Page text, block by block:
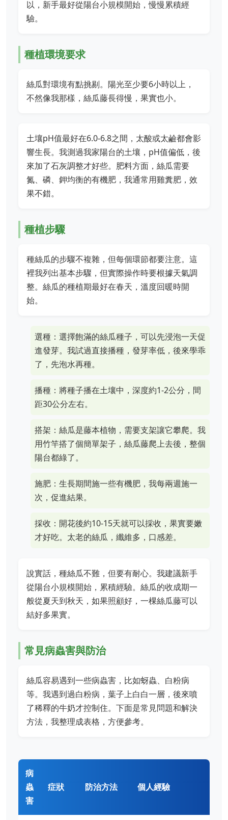
以，新手最好從陽台小規模開始，慢慢累積經
驗。
種植環境要求
絲瓜對環境有點挑剔。陽光至少要6小時以上，
不然像我那樣，絲瓜藤長得慢，果實也小。
土壤pH值最好在6.0-6.8之間，太酸或太鹼都會影
響生長。我測過我家陽台的土壤，pH值偏低，後
來加了石灰調整才好些。肥料方面，絲瓜需要
氮、磷、鉀均衡的有機肥，我通常用雞糞肥，效
果不錯。
種植步驟
種絲瓜的步驟不複雜，但每個環節都要注意。這
裡我列出基本步驟，但實際操作時要根據天氣調
整。絲瓜的種植期最好在春天，溫度回暖時開
始。
選種：選擇飽滿的絲瓜種子，可以先浸泡一天促
進發芽。我試過直接播種，發芽率低，後來學乖
了，先泡水再種。
播種：將種子播在土壤中，深度約1-2公分，間
距30公分左右。
搭架：絲瓜是藤本植物，需要支架讓它攀爬。我
用竹竿搭了個簡單架子，絲瓜藤爬上去後，整個
陽台都綠了。
施肥：生長期間施一些有機肥，我每兩週施一
次，促進結果。
採收：開花後約10-15天就可以採收，果實要嫩
才好吃。太老的絲瓜，纖維多，口感差。
說實話，種絲瓜不難，但要有耐心。我建議新手
從陽台小規模開始，累積經驗。絲瓜的收成期一
般從夏天到秋天，如果照顧好，一棵絲瓜藤可以
結好多果實。
常見病蟲害與防治
絲瓜容易遇到一些病蟲害，比如蚜蟲、白粉病
等。我遇到過白粉病，葉子上白白一層，後來噴
了稀釋的牛奶才控制住。下面是常見問題和解決
方法，我整理成表格，方便參考。
病
蟲
害
症狀 防治方法 個人經驗